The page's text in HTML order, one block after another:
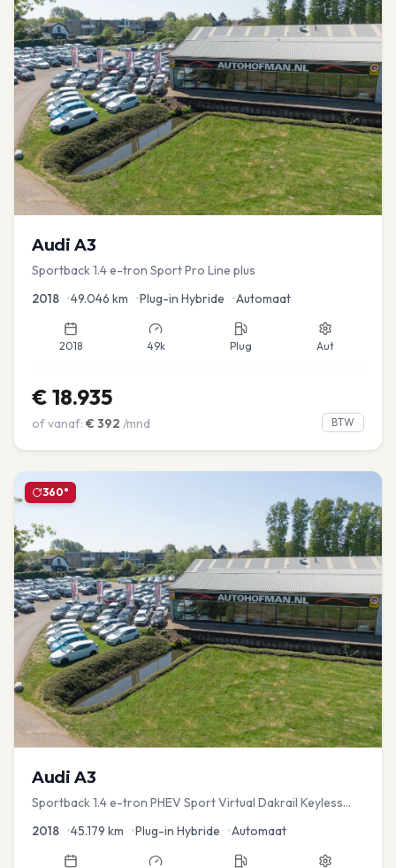
Audi A3
Sportback 1.4 e-tron Sport Pro Line plus
2018 •49.046 km •Plug-in Hybride •Automaat
2018 49k Plug Aut
€ 18.935
of vanaf: € 392 /mnd BTW
360°
Audi A3
Sportback 1.4 e-tron PHEV Sport Virtual Dakrail Keyless
2018 •45.179 km •Plug-in Hybride •Automaat